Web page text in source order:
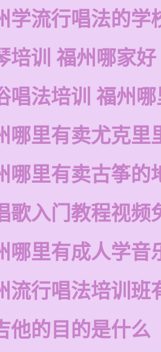
学流行唱法的学
培训 福州哪家好
唱法培训 福州
哪里有卖尤克里
哪里有卖古筝的
歌入门教程视频
哪里有成人学音
流行唱法培训班
他的目的是什么